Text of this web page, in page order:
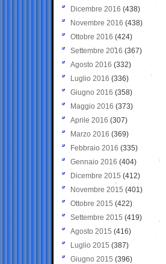
Dicembre 2016 (438)
Novembre 2016 (438)
Ottobre 2016 (424)
Settembre 2016 (367)
Agosto 2016 (332)
Luglio 2016 (336)
Giugno 2016 (358)
Maggio 2016 (373)
Aprile 2016 (307)
Marzo 2016 (369)
Febbraio 2016 (335)
Gennaio 2016 (404)
Dicembre 2015 (412)
Novembre 2015 (401)
Ottobre 2015 (422)
Settembre 2015 (419)
Agosto 2015 (416)
Luglio 2015 (387)
Giugno 2015 (396)